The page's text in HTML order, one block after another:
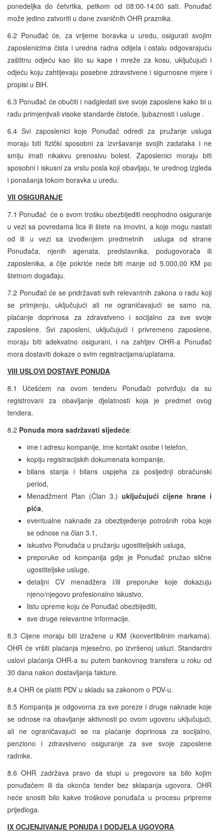
ponedeljka do četvrtka, petkom od 08:00-14:00 sati. Ponuđač
može jedino zatvoriti u dane zvaničnih OHR praznika.
6.2 Ponuđač će, za vrijeme boravka u uredu, osigurati svojim
zaposlenicima čista i uredna radna odijela i ostalu odgovarajuću
zaštitnu odjeću kao što su kape i mreže za kosu, uključujući i
odjeću koju zahtijevaju posebne zdravstvene i sigurnosne mjere i
propisi u BiH.
6.3 Ponuđač će obučiti i nadgledati sve svoje zaposlene kako bi u
radu primjenjivali visoke standarde čistoće, ljubaznosti i usluge .
6.4 Svi zaposlenici koje Ponuđač odredi za pružanje usluga
moraju biti fizički sposobni za izvršavanje svojih zadataka i ne
smiju imati nikakvu prenosivu bolest. Zaposlenici moraju biti
sposobni i iskusni za vrstu posla koji obavljaju, te urednog izgleda
i ponašanja tokom boravka u uredu.
VII OSIGURANJE
7.1 Ponuđač će o svom trošku obezbijediti neophodno osiguranje
u vezi sa povredama lica ili štete na imovini, a koje mogu nastati
od ili u vezi sa izvođenjem predmetnih usluga od strane
Ponuđača, njenih agenata, predstavnika, podugovorača ili
zaposlenika, a čije pokriće neće biti manje od 5.000,00 KM po
štetnom događaju.
7.2 Ponuđač će se pridržavati svih relevantnih zakona o radu koji
se primjenju, uključujući ali ne ograničavajući se samo na,
plaćanje doprinosa za zdravstveno i socijalno za sve svoje
zaposlene. Svi zaposleni, uključujući i privremeno zaposlene,
moraju biti adekvatno osigurani, i na zahtjev OHR-a Ponuđač
mora dostaviti dokaze o svim registracijama/uplatama.
VIII USLOVI DOSTAVE PONUDA
8.1 Učešćem na ovom tenderu Ponuđači potvrđuju da su
registrovani za obavljanje djelatnosti koja je predmet ovog
tendera.
8.2 Ponuda mora sadržavati sljedeće:
ime i adresu kompanije, ime kontakt osobe i telefon,
kopiju registracijskih dokumenata kompanije,
bilans stanja i bilans uspjeha za posljednji obračunski
period,
Menadžment Plan (Član 3.) uključujući cijene hrane i
pića,
eventualne naknade za obezbjeđenje potrošnih roba koje
se odnose na član 3.1,
iskustvo Ponuđača u pružanju ugostiteljskih usluga,
preporuke od kompanija gdje je Ponuđač pružao slične
ugostiteljske usluge,
detaljni CV menadžera i/ili preporuke koje dokazuju
njeno/njegovo profesionalno iskustvo,
listu opreme koju će Ponuđač obezbijediti,
sve druge relevantne informacije.
8.3 Cijene moraju biti izražene u KM (konvertibilnim markama).
OHR će vršiti plaćanja mjesečno, po izvršenoj usluzi. Standardni
uslovi plaćanja OHR-a su putem bankovnog transfera u roku od
30 dana nakon dostavljanja fakture.
8.4 OHR će platiti PDV u skladu sa zakonom o PDV-u.
8.5 Kompanija je odgovorna za sve poreze i druge naknade koje
se odnose na obavljanje aktivnosti po ovom ugovoru uključujući,
ali ne ograničavajući se na plaćanje doprinosa za socijalno,
penziono i zdravstveno osiguranje za sve svoje zaposlene
radnike.
8.6 OHR zadržava pravo da stupi u pregovore sa bilo kojim
ponuđačem ili da okonča tender bez sklapanja ugovora. OHR
neće snositi bilo kakve troškove ponuđača u procesu pripreme
prijedloga.
IX OCJENJIVANJE PONUDA I DODJELA UGOVORA